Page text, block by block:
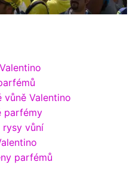
vůně Valentino
parfémy
rysy vůní
parfémů